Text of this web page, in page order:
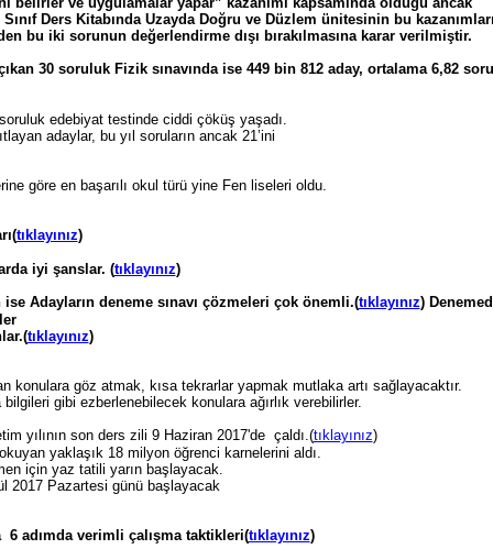
Ders Kitabında Uzayda Doğru ve Düzlem ünitesinin bu
bu iki sorunun değerlendirme dışı bırakılmasına karar verilmiştir.
30 soruluk Fizik sınavında ise 449 bin 812 aday, ortalama 6,82
edebiyat testinde ciddi çöküş yaşadı.
adaylar, bu yıl soruların ancak 21’ini
en başarılı okul türü yine Fen liseleri oldu.
tıklayınız)
iyi şanslar. (tıklayınız)
Adayların deneme sınavı çözmeleri çok önemli.(tıklayınız)
tıklayınız)
konulara göz atmak, kısa tekrarlar yapmak mutlaka artı sağlayacaktır.
gibi ezberlenebilecek konulara ağırlık verebilirler.
yılının son ders zili 9 Haziran 2017'de çaldı.(tıklayınız)
yaklaşık 18 milyon öğrenci karnelerini aldı.
için yaz tatili yarın başlayacak.
2017 Pazartesi günü başlayacak
adımda verimli çalışma taktikleri(tıklayınız)